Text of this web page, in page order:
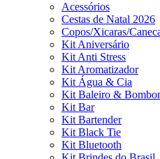
Acessórios
Cestas de Natal 2026
Copos/Xicaras/
Kit Aniversário
Kit Anti Stress
Kit Aromatizador
Kit Água & Cia
Kit Baleiro &
Kit Bar
Kit Bartender
Kit Black Tie
Kit Bluetooth